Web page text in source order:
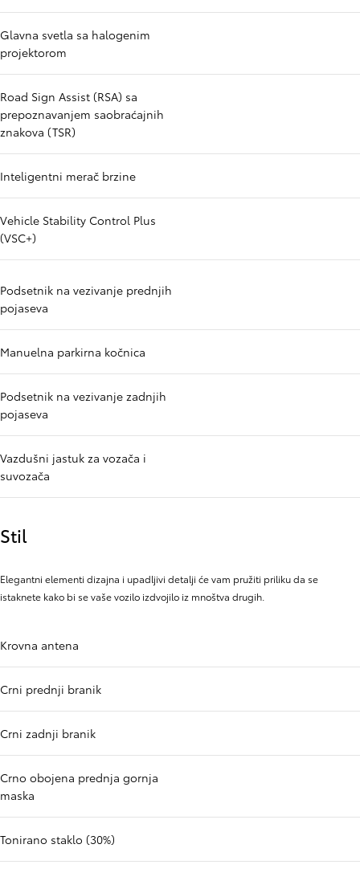
Glavna svetla sa halogenim
projektorom
Road Sign Assist (RSA) sa
prepoznavanjem saobraćajnih
znakova (TSR)
Inteligentni merač brzine
Vehicle Stability Control Plus
(VSC+)
Podsetnik na vezivanje prednjih
pojaseva
Manuelna parkirna kočnica
Podsetnik na vezivanje zadnjih
pojaseva
Vazdušni jastuk za vozača i
suvozača
Stil
Elegantni elementi dizajna i upadljivi detalji će vam pružiti priliku da se
istaknete kako bi se vaše vozilo izdvojilo iz mnoštva drugih.
Krovna antena
Crni prednji branik
Crni zadnji branik
Crno obojena prednja gornja
maska
Tonirano staklo (30%)